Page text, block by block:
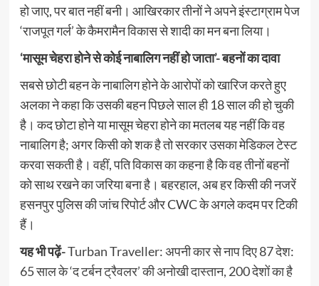
हो जाए, पर बात नहीं बनी। आखिरकार तीनों ने अपने इंस्टाग्राम पेज
‘राजपूत गर्ल’ के कैमरामैन विकास से शादी का मन बना लिया।
‘मासूम चेहरा होने से कोई नाबालिग नहीं हो जाता’- बहनों का दावा
सबसे छोटी बहन के नाबालिग होने के आरोपों को खारिज करते हुए
अलका ने कहा कि उसकी बहन पिछले साल ही 18 साल की हो चुकी
है। कद छोटा होने या मासूम चेहरा होने का मतलब यह नहीं कि वह
नाबालिग है; अगर किसी को शक है तो सरकार उसका मेडिकल टेस्ट
करवा सकती है। वहीं, पति विकास का कहना है कि वह तीनों बहनों
को साथ रखने का जरिया बना है। बहरहाल, अब हर किसी की नजरें
हसनपुर पुलिस की जांच रिपोर्ट और CWC के अगले कदम पर टिकी
हैं।
यह भी पढ़ें-Turban Traveller: अपनी कार से नाप दिए 87 देश:
65 साल के ‘द टर्बन ट्रैवलर’ की अनोखी दास्तान, 200 देशों का है